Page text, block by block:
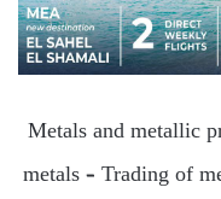
Metals and metallic
metals – Trading of